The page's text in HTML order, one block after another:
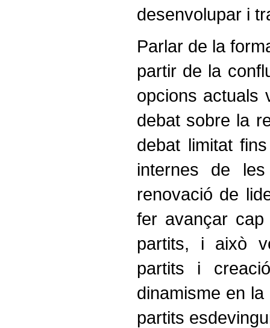
desenvolupar i
Parlar de la
partir de la
opcions actuals
debat sobre la
debat limitat
internes de
renovació de
fer avançar
partits, i això
partits i
dinamisme en
partits